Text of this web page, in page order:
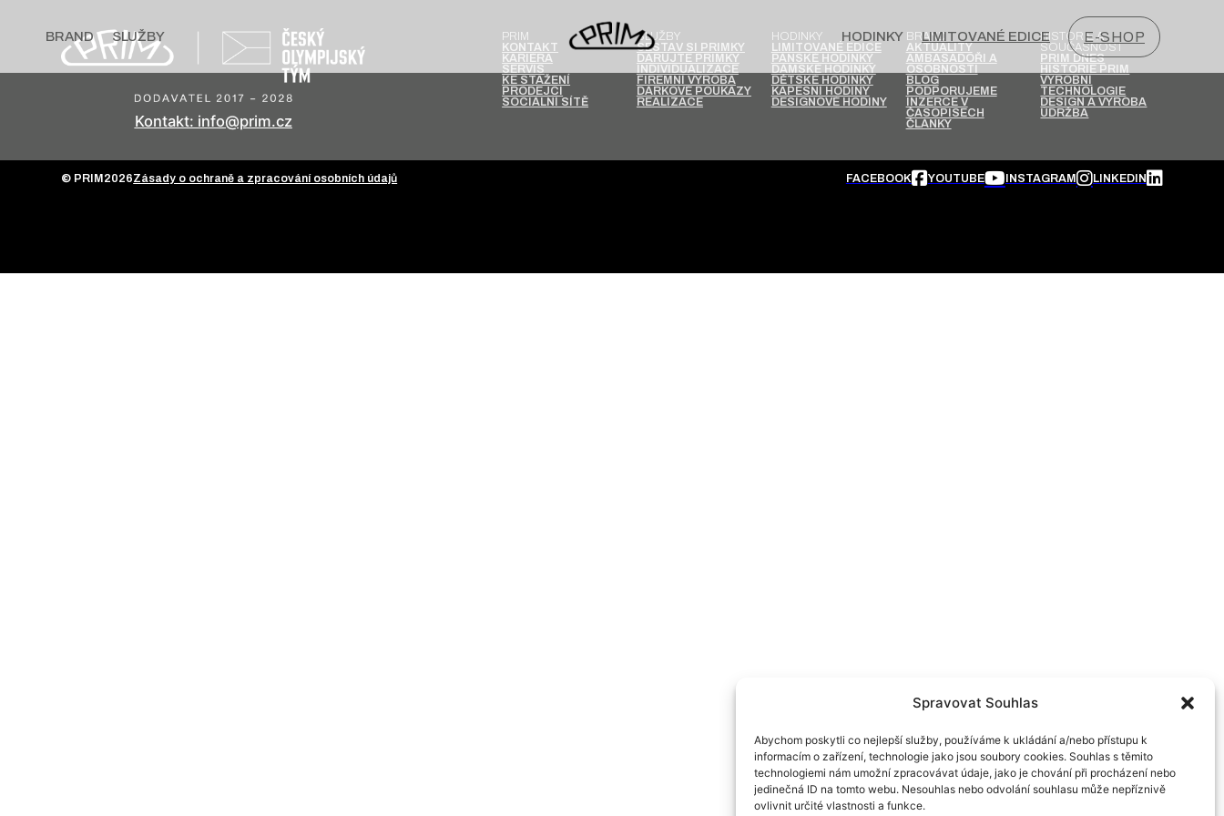
Spravovat Souhlas
Abychom poskytli co nejlepší služby, používáme k ukládání a/nebo přístupu k
informacím o zařízení, technologie jako jsou soubory cookies. Souhlas s těmito
technologiemi nám umožní zpracovávat údaje, jako je chování při procházení nebo
jedinečná ID na tomto webu. Nesouhlas nebo odvolání souhlasu může nepříznivě
ovlivnit určité vlastnosti a funkce.
BRAND SLUŽBY HODINKY LIMITOVANÉ EDICE E-SHOP
PRIM
KONTAKT
KARIÉRA
SERVIS
KE STAŽENÍ
PRODEJCI
SOCIÁLNÍ SÍTĚ
SLUŽBY
SESTAV SI PRIMKY
DARUJTE PRIMKY
INDIVIDUALIZACE
FIREMNÍ VÝROBA
DÁRKOVÉ POUKAZY
REALIZACE
HODINKY
LIMITOVANÉ EDICE
PÁNSKÉ HODINKY
DÁMSKÉ HODINKY
DĚTSKÉ HODINKY
KAPESNÍ HODINY
DESIGNOVÉ HODINY
BRAND
AKTUALITY
AMBASADOŘI A
OSOBNOSTI
BLOG
PODPORUJEME
INZERCE V
ČASOPISECH
ČLÁNKY
HISTORIE A
SOUČASNOST
PRIM DNES
HISTORIE PRIM
VÝROBNÍ
TECHNOLOGIE
DESIGN A VÝROBA
ÚDRŽBA
Kontakt: info@prim.cz
© PRIM 2026Zásady o ochraně a zpracování osobních údajů FACEBOOK YOUTUBE INSTAGRAM LINKEDIN